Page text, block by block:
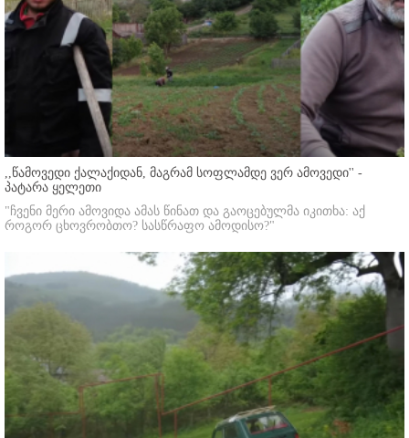
,,წამოვედი ქალაქიდან, მაგრამ სოფლამდე ვერ ამოვედი'' -
პატარა ყელეთი
"ჩვენი მერი ამოვიდა ამას წინათ და გაოცებულმა იკითხა: აქ
როგორ ცხოვრობთო? სასწრაფო ამოდისო?"